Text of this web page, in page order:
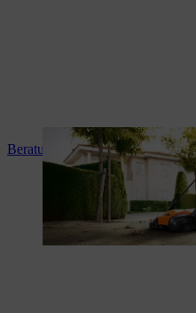
Beratung und Produkteinweisung